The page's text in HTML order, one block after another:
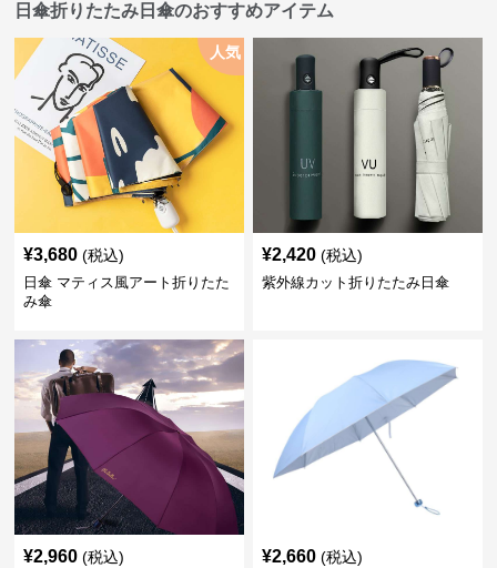
日傘折りたたみ日傘のおすすめアイテム
人気
¥3,680 (税込)
日傘 マティス風アート折りたた
み傘
¥2,420 (税込)
紫外線カット折りたたみ日傘
¥2,960 (税込) ¥2,660 (税込)